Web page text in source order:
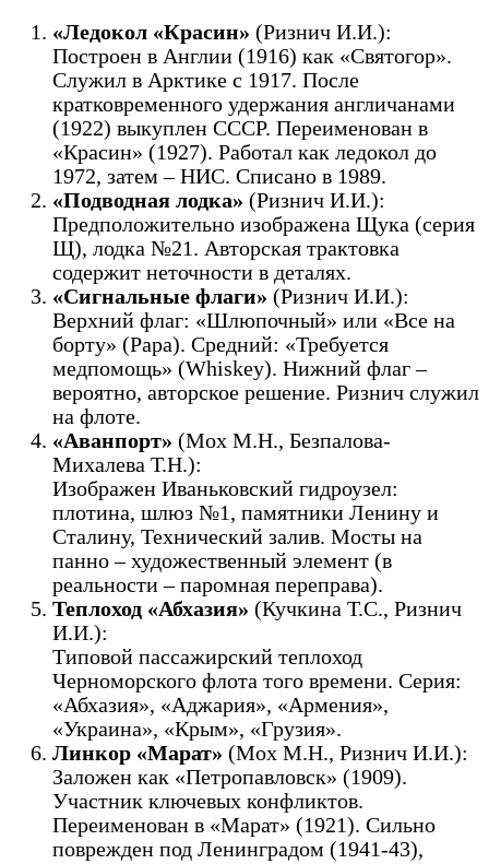
«Ледокол «Красин» (Ризнич И.И.):
Построен в Англии (1916) как «Святогор».
Служил в Арктике с 1917. После
кратковременного удержания англичанами
(1922) выкуплен СССР. Переименован в
«Красин» (1927). Работал как ледокол до
1972, затем – НИС. Списано в 1989.
«Подводная лодка» (Ризнич И.И.):
Предположительно изображена Щука (серия
Щ), лодка №21. Авторская трактовка
содержит неточности в деталях.
«Сигнальные флаги» (Ризнич И.И.):
Верхний флаг: «Шлюпочный» или «Все на
борту» (Papa). Средний: «Требуется
медпомощь» (Whiskey). Нижний флаг –
вероятно, авторское решение. Ризнич служил
на флоте.
«Аванпорт» (Мох М.Н., Безпалова-
Михалева Т.Н.):
Изображен Иваньковский гидроузел:
плотина, шлюз №1, памятники Ленину и
Сталину, Технический залив. Мосты на
панно – художественный элемент (в
реальности – паромная переправа).
Теплоход «Абхазия» (Кучкина Т.С., Ризнич
И.И.):
Типовой пассажирский теплоход
Черноморского флота того времени. Серия:
«Абхазия», «Аджария», «Армения»,
«Украина», «Крым», «Грузия».
Линкор «Марат» (Мох М.Н., Ризнич И.И.):
Заложен как «Петропавловск» (1909).
Участник ключевых конфликтов.
Переименован в «Марат» (1921). Сильно
поврежден под Ленинградом (1941-43),